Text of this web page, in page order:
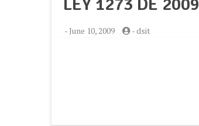
- June 10, 2009 -dsit